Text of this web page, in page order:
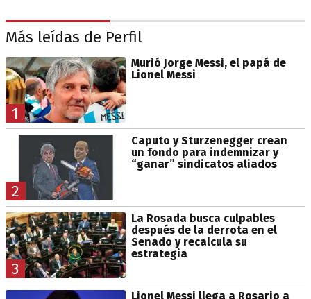
Más leídas de Perfil
1
Murió Jorge Messi, el papá de
Lionel Messi
2
Caputo y Sturzenegger crean
un fondo para indemnizar y
“ganar” sindicatos aliados
3
La Rosada busca culpables
después de la derrota en el
Senado y recalcula su
estrategia
Lionel Messi llega a Rosario a